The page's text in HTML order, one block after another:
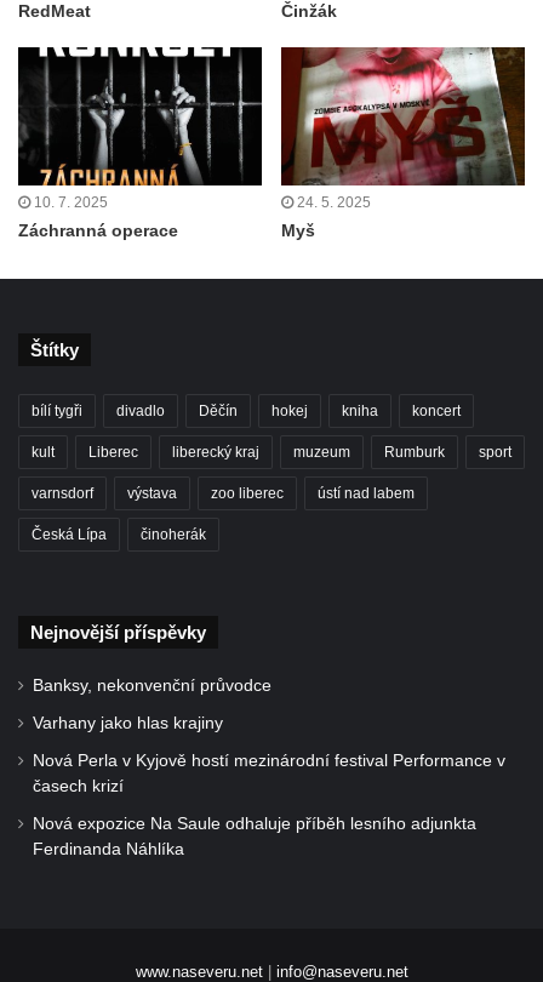
RedMeat Činžák
10. 7. 2025
Záchranná operace
24. 5. 2025
Myš
Štítky
bílí tygři divadlo Děčín hokej kniha koncert
kult Liberec liberecký kraj muzeum Rumburk sport
varnsdorf výstava zoo liberec ústí nad labem
Česká Lípa činoherák
Nejnovější příspěvky
Banksy, nekonvenční průvodce
Varhany jako hlas krajiny
Nová Perla v Kyjově hostí mezinárodní festival Performance v
časech krizí
Nová expozice Na Saule odhaluje příběh lesního adjunkta
Ferdinanda Náhlíka
www.naseveru.net| info@naseveru.net